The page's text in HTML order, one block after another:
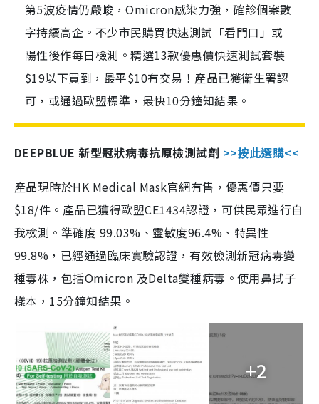
第5波疫情仍嚴峻，Omicron感染力強，確診個案數
字持續高企。不少市民購買快速測試「看門口」或
陽性後作每日檢測。精選13款優惠價快速測試套裝
$19以下買到，最平$10有交易！產品已獲衛生署認
可，或通過歐盟標準，最快10分鐘知結果。
DEEPBLUE 新型冠狀病毒抗原檢測試劑 >>按此選購<<
產品現時於HK Medical Mask官網有售，優惠價只要
$18/件。產品已獲得歐盟CE1434認證，可供民眾進行自
我檢測。準確度 99.03%、靈敏度96.4%、特異性
99.8%，已經通過臨床實驗認證，有效檢測新冠病毒變
種毒株，包括Omicron 及Delta變種病毒。使用鼻拭子
樣本，15分鐘知結果。
+2